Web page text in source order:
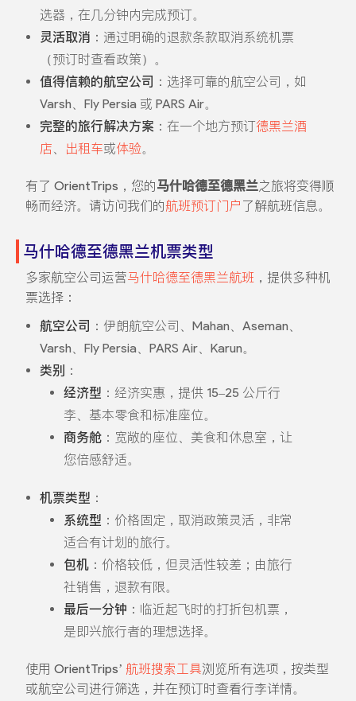
选器，在几分钟内完成预订。
灵活取消 ：通过明确的退款条款取消系统机票
（预订时查看政策）。
值得信赖的航空公司 ：选择可靠的航空公司，如
Varsh、Fly Persia 或 PARS Air。
完整的旅行解决方案 ：在一个地方预订德黑兰酒
店、 出租车或体验。
有了 OrientTrips，您的马什哈德至德黑兰之旅将变得顺
畅而经济。请访问我们的航班预订门户 了解航班信息。
马什哈德至德黑兰机票类型
多家航空公司运营马什哈德至德黑兰航班 ，提供多种机
票选择：
航空公司 ：伊朗航空公司、Mahan、Aseman、
Varsh、Fly Persia、PARS Air、Karun。
类别 ：
经济型 ：经济实惠，提供 15–25 公斤行
李、基本零食和标准座位。
商务舱：宽敞的座位、美食和休息室，让
您倍感舒适。
机票类型 ：
系统型 ：价格固定，取消政策灵活，非常
适合有计划的旅行。
包机：价格较低，但灵活性较差；由旅行
社销售，退款有限。
最后一分钟 ：临近起飞时的打折包机票，
是即兴旅行者的理想选择。
使用 OrientTrips’ 航班搜索工具浏览所有选项，按类型
或航空公司进行筛选，并在预订时查看行李详情。